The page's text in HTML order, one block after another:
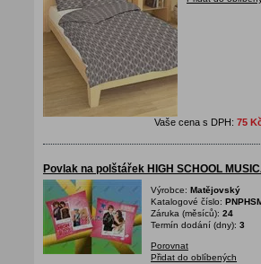
Vaše cena s DPH: 75
Povlak na polštářek HIGH SCHOOL
Výrobce: Matějovský
Katalogové číslo:
Záruka (měsíců): 24
Termín dodání (dny): 3
Porovnat
Přidat do oblíbených